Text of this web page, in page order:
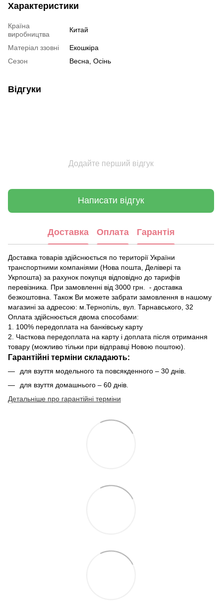
Характеристики
Країна
виробництва
Китай
Матеріал ззовні
Екошкіра
Сезон
Весна, Осінь
Відгуки
Додайте перший відгук
Написати відгук
Доставка Оплата Гарантія
Доставка товарів здійснюється по території України
транспортними компаніями (Нова пошта, Делівері та
Укрпошта) за рахунок покупця відповідно до тарифів
перевізника. При замовленні від 3000 грн. - доставка
безкоштовна. Також Ви можете забрати замовлення в нашому
магазині за адресою: м.Тернопіль, вул. Тарнавського, 32
Оплата здійснюється двома способами:
1. 100% передоплата на банківську карту
2. Часткова передоплата на карту і доплата після отримання
товару (можливо тільки при відправці Новою поштою).
Гарантійні терміни складають:
для взуття модельного та повсякденного – 30 днів.
для взуття домашнього – 60 днів.
Детальніше про гарантійні терміни